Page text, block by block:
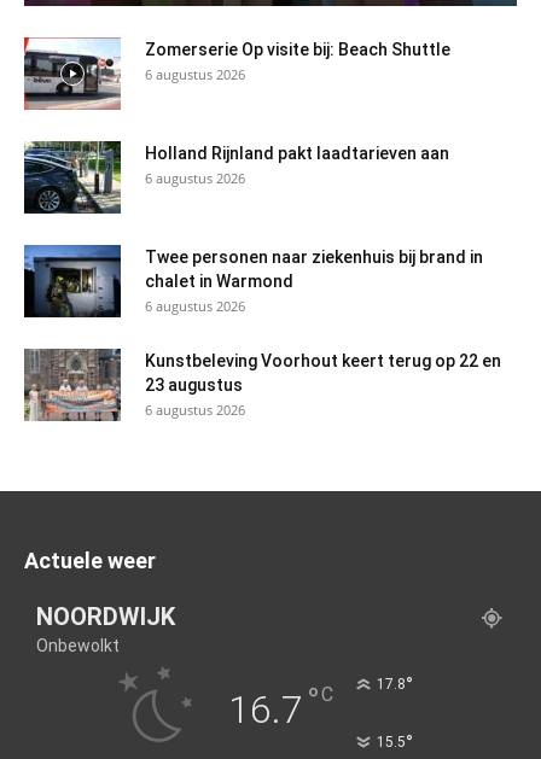
Zomerserie Op visite bij: Beach Shuttle
6 augustus 2026
Holland Rijnland pakt laadtarieven aan
6 augustus 2026
Twee personen naar ziekenhuis bij brand in
chalet in Warmond
6 augustus 2026
Kunstbeleving Voorhout keert terug op 22 en
23 augustus
6 augustus 2026
Actuele weer
NOORDWIJK
Onbewolkt
16.7 °C 17.8°
15.5°